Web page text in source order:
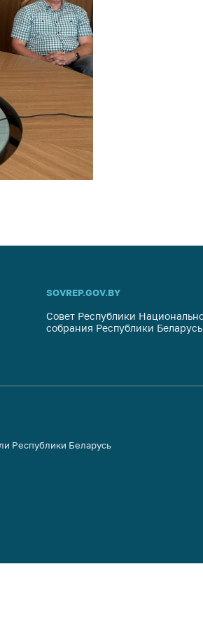
SOVREP.GOV.BY
Совет Республики
собрания Республики Беларусь
Республики Беларусь